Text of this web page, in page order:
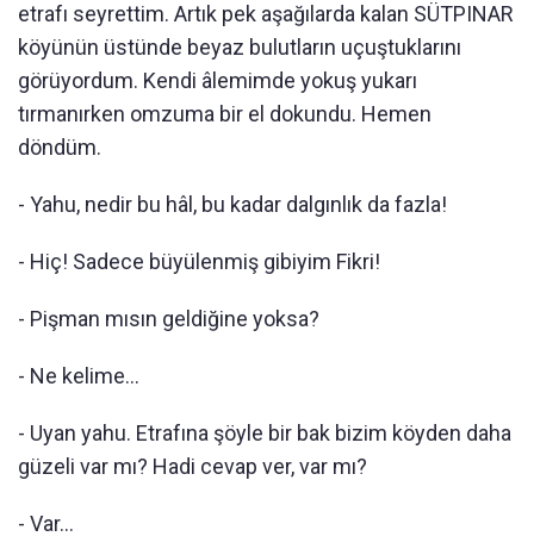
etrafı seyrettim. Artık pek aşağılarda kalan SÜTPINAR
köyünün üstünde beyaz bulutların uçuştuklarını
görüyordum. Kendi âlemimde yokuş yukarı
tırmanırken omzuma bir el dokundu. Hemen
döndüm.
- Yahu, nedir bu hâl, bu kadar dalgınlık da fazla!
- Hiç! Sadece büyülenmiş gibiyim Fikri!
- Pişman mısın geldiğine yoksa?
- Ne kelime...
- Uyan yahu. Etrafına şöyle bir bak bizim köyden daha
güzeli var mı? Hadi cevap ver, var mı?
- Var…